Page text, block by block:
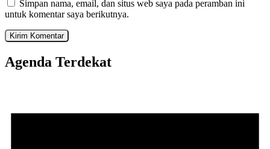
Simpan nama, email, dan situs web saya pada peramban ini
untuk komentar saya berikutnya.
Agenda Terdekat